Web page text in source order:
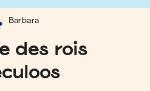
des rois
Barbara